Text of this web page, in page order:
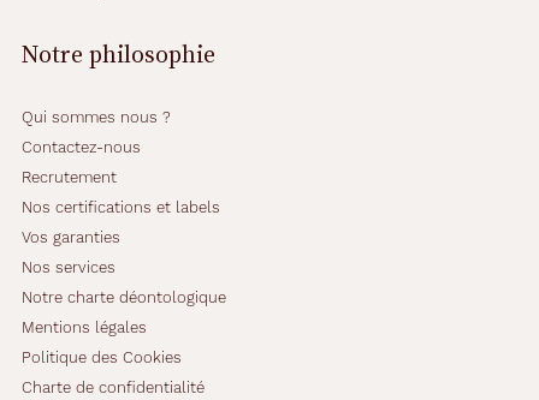
Notre philosophie
Qui sommes nous ?
Contactez-nous
Recrutement
Nos certifications et labels
Vos garanties
Nos services
Notre charte déontologique
Mentions légales
Politique des Cookies
Charte de confidentialité